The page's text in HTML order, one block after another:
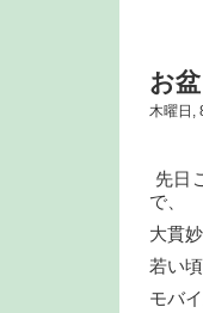
お
木曜日,
・・
先日
で、
大貫
若い
モバ